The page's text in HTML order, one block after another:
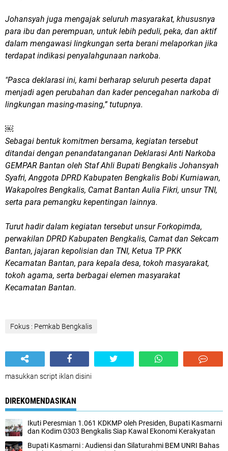
Johansyah juga mengajak seluruh masyarakat, khususnya
para ibu dan perempuan, untuk lebih peduli, peka, dan aktif
dalam mengawasi lingkungan serta berani melaporkan jika
terdapat indikasi penyalahgunaan narkoba.
"Pasca deklarasi ini, kami berharap seluruh peserta dapat
menjadi agen perubahan dan kader pencegahan narkoba di
lingkungan masing-masing,” tutupnya.
￼
Sebagai bentuk komitmen bersama, kegiatan tersebut
ditandai dengan penandatanganan Deklarasi Anti Narkoba
GEMPAR Bantan oleh Staf Ahli Bupati Bengkalis Johansyah
Syafri, Anggota DPRD Kabupaten Bengkalis Bobi Kurniawan,
Wakapolres Bengkalis, Camat Bantan Aulia Fikri, unsur TNI,
serta para pemangku kepentingan lainnya.
Turut hadir dalam kegiatan tersebut unsur Forkopimda,
perwakilan DPRD Kabupaten Bengkalis, Camat dan Sekcam
Bantan, jajaran kepolisian dan TNI, Ketua TP PKK
Kecamatan Bantan, para kepala desa, tokoh masyarakat,
tokoh agama, serta berbagai elemen masyarakat
Kecamatan Bantan.
Fokus : Pemkab Bengkalis
masukkan script iklan disini
DIREKOMENDASIKAN
Ikuti Peresmian 1.061 KDKMP oleh Presiden, Bupati Kasmarni
dan Kodim 0303 Bengkalis Siap Kawal Ekonomi Kerakyatan
Bupati Kasmarni : Audiensi dan Silaturahmi BEM UNRI Bahas